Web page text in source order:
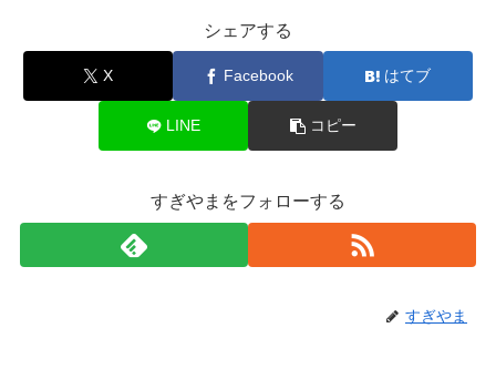
シェアする
X Facebook はてブ
LINE コピー
すぎやまをフォローする
すぎやま